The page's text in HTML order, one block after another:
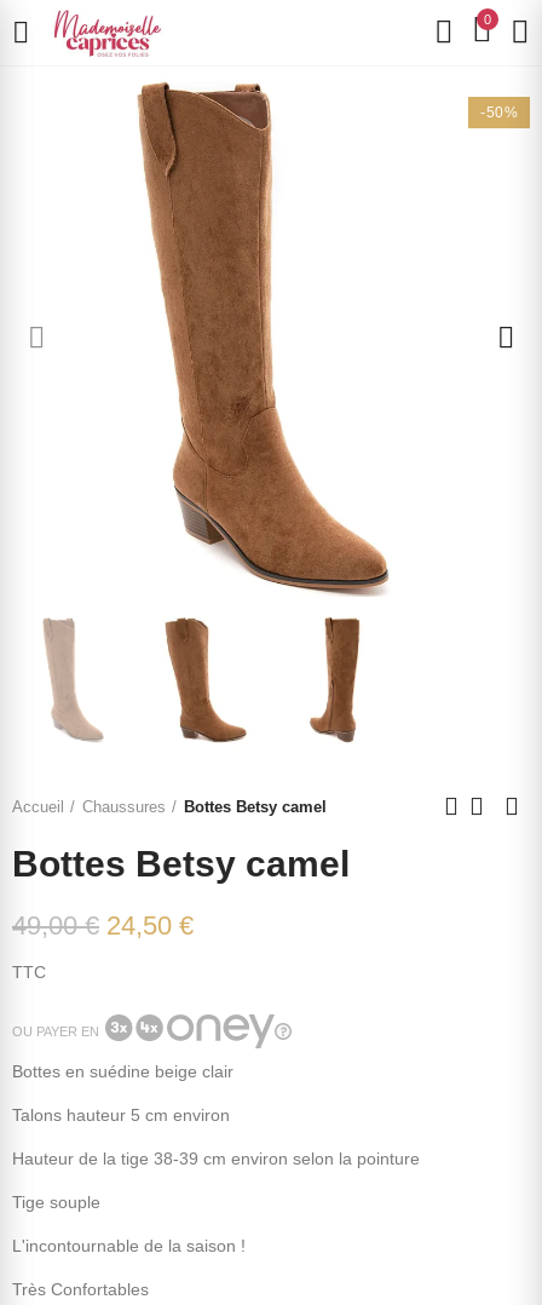
0
-50%
Accueil Chaussures Bottes Betsy camel
Bottes Betsy camel
49,00 € 24,50 €
TTC
OU PAYER EN
Bottes en suédine beige clair
Talons hauteur 5 cm environ
Hauteur de la tige 38-39 cm environ selon la pointure
Tige souple
L'incontournable de la saison !
Très Confortables